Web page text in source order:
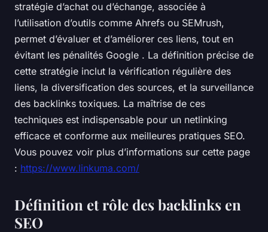
stratégie d’achat ou d’échange, associée à
l’utilisation d’outils comme Ahrefs ou SEMrush,
permet d’évaluer et d’améliorer ces liens, tout en
évitant les pénalités Google . La définition précise de
cette stratégie inclut la vérification régulière des
liens, la diversification des sources, et la surveillance
des backlinks toxiques. La maîtrise de ces
techniques est indispensable pour un netlinking
efficace et conforme aux meilleures pratiques SEO.
Vous pouvez voir plus d’informations sur cette page
: https://www.linkuma.com/
Définition et rôle des backlinks en
SEO